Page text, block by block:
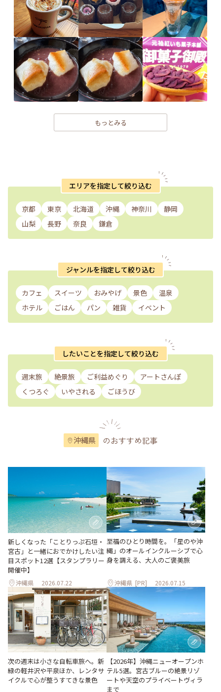
もっとみる
エリアを指定して絞り込む
京都 東京 北海道 沖縄 神奈川
静岡
山梨
長野 奈良 鎌倉
ジャンルを指定して絞り込む
カフェ スイーツ おみやげ 景色
温泉
ホテル
ごはん パン 雑貨 イベント
したいことを指定して絞り込む
週末旅 絶景旅 ご利益めぐり
アートさんぽ
くつろぐ
いやされる ごほうび
沖縄県 のおすすめ記事
新しくなった「ことりっぷ石垣・
宮古」と一緒におでかけしたい注
目スポット12選【スタンプラリー
開催中】
沖縄県 2026.07.22
至福のひとり時間を。「星のや沖
縄」のオールインクルーシブで心
身を調える、大人のご褒美旅
沖縄県 [PR] 2026.07.15
次の週末は小さな自転車旅へ。新
緑の軽井沢や平泉ほか、レンタサ
イクルで心が整うすてきな景色
【2026年】沖縄ニューオープンホ
テル5選。宮古ブルーの絶景リゾ
ートや天空のプライベートヴィラ
まで